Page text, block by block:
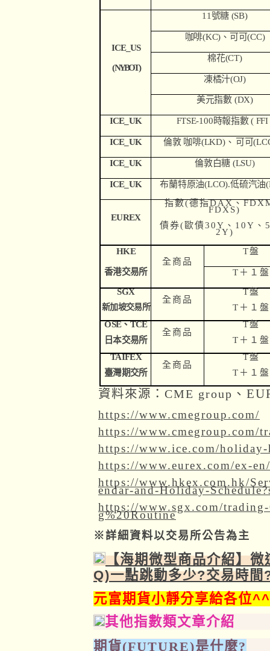
ICE_US
( NYBOT )
11號糖 (SB)
咖啡(KC) 、 可可(CC)
棉花(CT)
凍橘汁(OJ)
美元指數 (DX)
ICE_ UK FTSE-100時報指數 ( FFI
ICE_ UK 倫敦 咖啡(LKD)、 可可
ICE_ UK 倫敦白糖 (LSU)
ICE_ UK 布蘭特原油(LCO).低硫汽油
EUREX
指數(德指DAX、
FDXS)
債券( 歐債30Y、10Y、
2Y)
HKE
全商品
T盤
香港交易所 T ＋１盤
SGX
新加坡交易所
全商品
T盤
T ＋１盤
OSE、TCE
日本交易所
全商品
T盤
T ＋１盤
TAIFEX
臺灣期交所
全商品
T盤
T ＋１盤
資料來源：CME group 、
https://www.cmegroup.com/
https://www.cmegroup.com/
https://www.ice.com/holiday-
https://www.eurex.com/ex-
https://www.hkex.com.hk/
endar-and-Holiday-
https://www.sgx.com/
g%20Routine
※詳細資料以交易所公告為主
【海期微型商品介紹】
Q)一點跳動多少?交易時間
元富期貨小靜分享給各位^^
其他指數類文章介紹
期貨(FUTURE)是什麼?